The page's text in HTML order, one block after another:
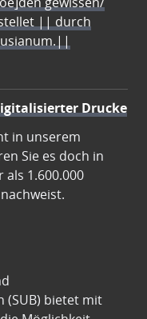
|| durch
Drucke
in unserem
Sie es doch in
1.600.000
(SUB) bietet mit